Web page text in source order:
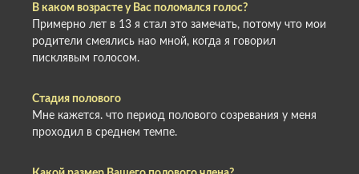
В каком возрасте у Вас поломался голос?
Примерно лет в 13 я стал это замечать, потому что мои
родители смеялись нао мной, когда я говорил
писклявым голосом.
Стадия полового
Мне кажется. что период полового созревания у меня
проходил в среднем темпе.